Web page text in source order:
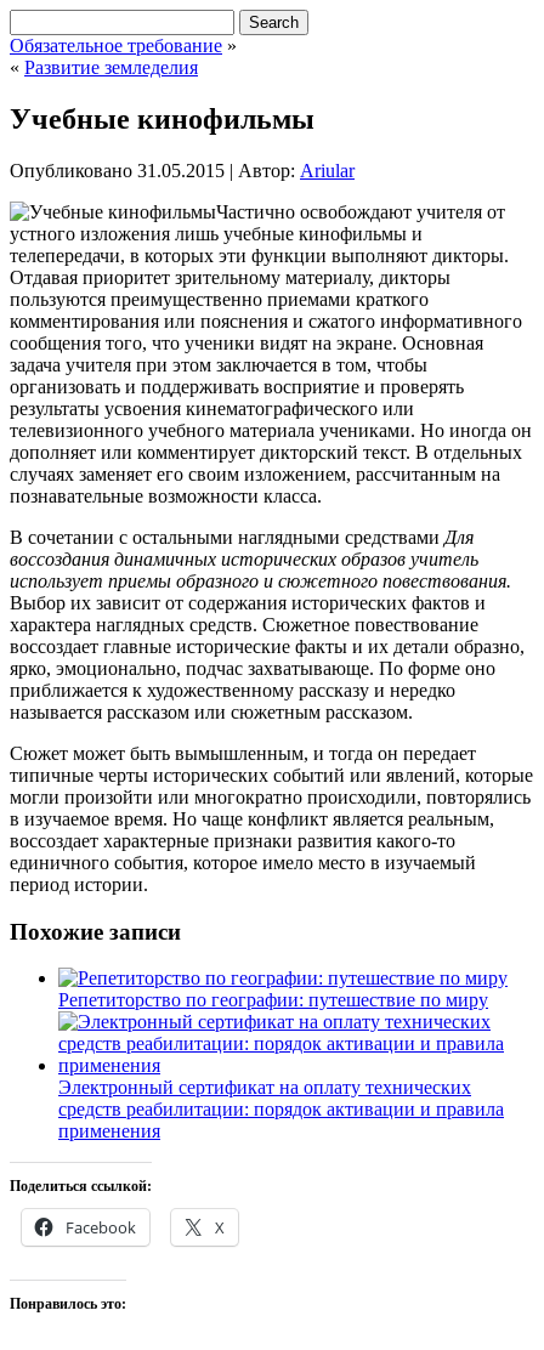
Обязательное требование »
« Развитие земледелия
Учебные кинофильмы
Опубликовано 31.05.2015 | Автор: Ariular
Частично освобождают учителя от
устного изложения лишь учебные кинофильмы и
телепередачи, в которых эти функции выполняют дикторы.
Отдавая приоритет зрительному материалу, дикторы
пользуются преимущественно приемами краткого
комментирования или пояснения и сжатого информативного
сообщения того, что ученики видят на экране. Основная
задача учителя при этом заключается в том, чтобы
организовать и поддерживать восприятие и проверять
результаты усвоения кинематографического или
телевизионного учебного материала учениками. Но иногда он
дополняет или комментирует дикторский текст. В отдельных
случаях заменяет его своим изложением, рассчитанным на
познавательные возможности класса.
В сочетании с остальными наглядными средствами Для
воссоздания динамичных исторических образов учитель
использует приемы образного и сюжетного повествования.
Выбор их зависит от содержания исторических фактов и
характера наглядных средств. Сюжетное повествование
воссоздает главные исторические факты и их детали образно,
ярко, эмоционально, подчас захватывающе. По форме оно
приближается к художественному рассказу и нередко
называется рассказом или сюжетным рассказом.
Сюжет может быть вымышленным, и тогда он передает
типичные черты исторических событий или явлений, которые
могли произойти или многократно происходили, повторялись
в изучаемое время. Но чаще конфликт является реальным,
воссоздает характерные признаки развития какого-то
единичного события, которое имело место в изучаемый
период истории.
Похожие записи
Репетиторство по географии: путешествие по миру
Электронный сертификат на оплату технических
средств реабилитации: порядок активации и правила
применения
Поделиться ссылкой:
Facebook X
Понравилось это: